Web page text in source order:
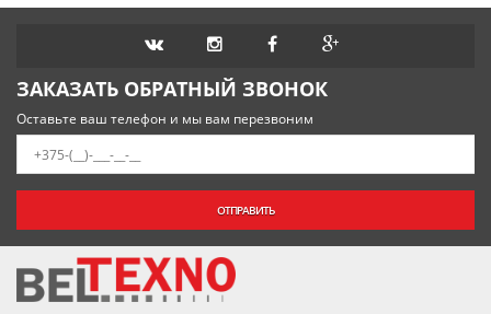
ЗАКАЗАТЬ ОБРАТНЫЙ ЗВОНОК
Оставьте ваш телефон и мы вам перезвоним
ОТПРАВИТЬ